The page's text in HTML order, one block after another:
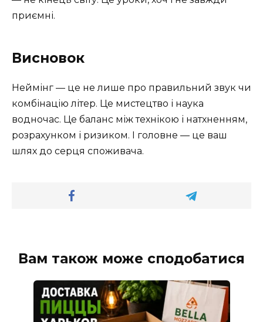
приємні.
Висновок
Неймінг — це не лише про правильний звук чи
комбінацію літер. Це мистецтво і наука
водночас. Це баланс між технікою і натхненням,
розрахунком і ризиком. І головне — це ваш
шлях до серця споживача.
Вам також може сподобатися